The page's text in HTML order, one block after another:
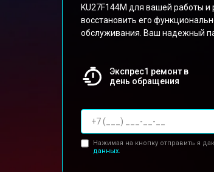
KU27F144M для вашей работы
восстановить его
обслуживания. Ваш надежный
Экспрес1 ремонт в
день обращения
Нажимая на кнопку отправить я
данных.